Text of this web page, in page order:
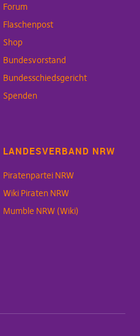
Forum
Flaschenpost
Shop
Bundesvorstand
Bundesschiedsgericht
Spenden
LANDESVERBAND NRW
Piratenpartei NRW
Wiki Piraten NRW
Mumble NRW (Wiki)